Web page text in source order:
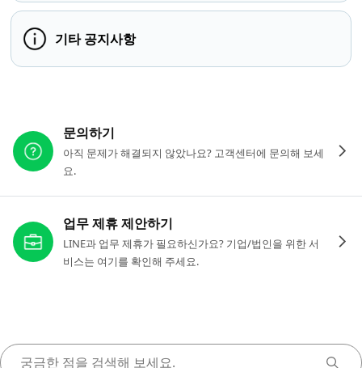
기타 공지사항
문의하기
아직 문제가 해결되지 않았나요? 고객센터에 문의해 보세
요.
업무 제휴 제안하기
LINE과 업무 제휴가 필요하신가요? 기업/법인을 위한 서
비스는 여기를 확인해 주세요.